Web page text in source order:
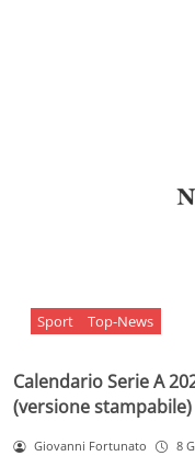
Sport Top-News
Calendario Serie A
(versione stampabile)
Giovanni Fortunato 8